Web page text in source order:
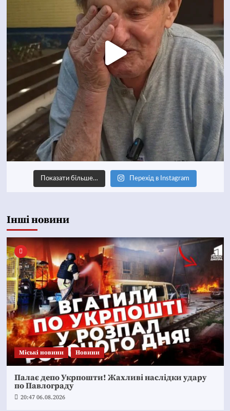
Показати більше… Перехід в Instagram
Інші новини
Mіські новини Новини
Палає депо Укрпошти! Жахливі наслідки удару
по Павлограду
20:47 06.08.2026